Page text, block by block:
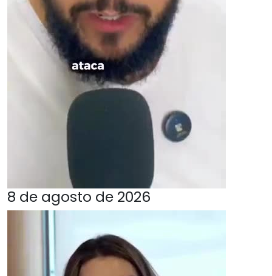
8 de agosto de 2026